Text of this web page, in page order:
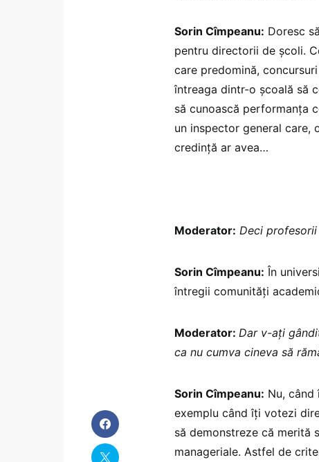
Sorin Cîmpeanu: Doresc
pentru directorii de școli.
care predomină,
întreaga dintr-o școală să
să cunoască performanța
un inspector general care,
credință ar avea…
Moderator: Deci
Sorin Cîmpeanu: În
întregii comunități
Moderator: Dar v-ați
ca nu cumva cineva să
Sorin Cîmpeanu: Nu,
exemplu când îți votezi
să demonstreze că merită
manageriale. Astfel de